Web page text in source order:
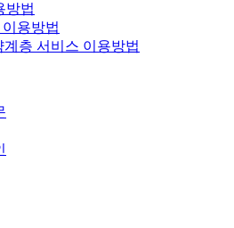
방법
용방법
계층 서비스 이용방법